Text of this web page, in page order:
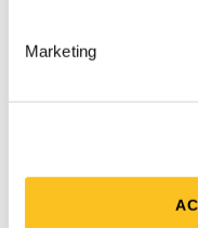
Marketing
Tribunale di
Sondrio